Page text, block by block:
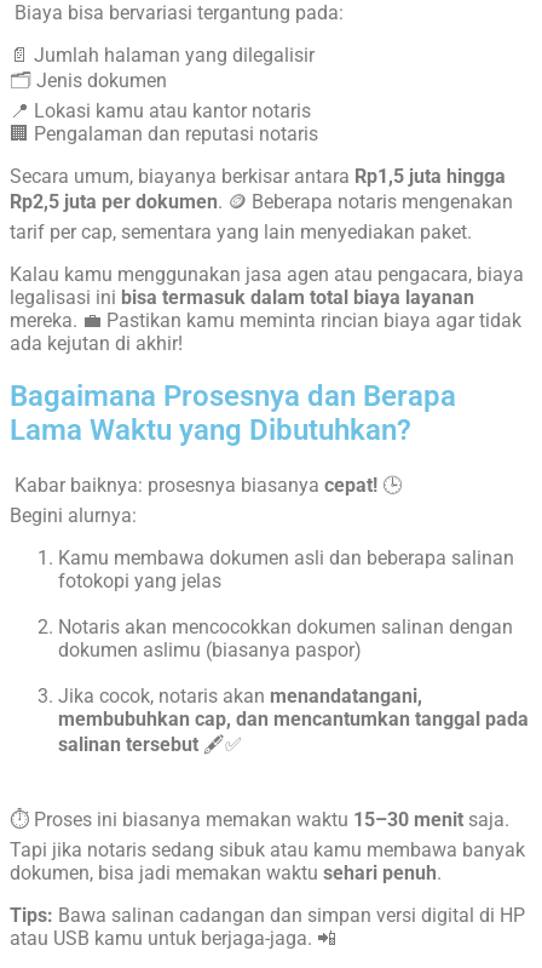
Biaya bisa bervariasi tergantung pada:
📄 Jumlah halaman yang dilegalisir
🗂️ Jenis dokumen
📍 Lokasi kamu atau kantor notaris
🏢 Pengalaman dan reputasi notaris
Secara umum, biayanya berkisar antara Rp1,5 juta hingga
Rp2,5 juta per dokumen. 🪙 Beberapa notaris mengenakan
tarif per cap, sementara yang lain menyediakan paket.
Kalau kamu menggunakan jasa agen atau pengacara, biaya
legalisasi ini bisa termasuk dalam total biaya layanan
mereka. 💼 Pastikan kamu meminta rincian biaya agar tidak
ada kejutan di akhir!
Bagaimana Prosesnya dan Berapa
Lama Waktu yang Dibutuhkan?
Kabar baiknya: prosesnya biasanya cepat! 🕒
Begini alurnya:
Kamu membawa dokumen asli dan beberapa salinan
fotokopi yang jelas
Notaris akan mencocokkan dokumen salinan dengan
dokumen aslimu (biasanya paspor)
Jika cocok, notaris akan menandatangani,
membubuhkan cap, dan mencantumkan tanggal pada
salinan tersebut 🖋️✅
⏱️ Proses ini biasanya memakan waktu 15–30 menit saja.
Tapi jika notaris sedang sibuk atau kamu membawa banyak
dokumen, bisa jadi memakan waktu sehari penuh.
Tips: Bawa salinan cadangan dan simpan versi digital di HP
atau USB kamu untuk berjaga-jaga. 📲